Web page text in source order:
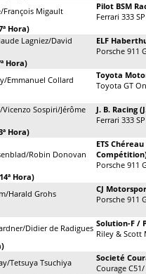
François Migault
Pilot BSM
Ferrari 333 SP
Hora)
Lagniez/David
ELF
Porsche 911
Hora)
Emmanuel Collard
Toyota
Toyota GT
Sospiri/Jérôme
J. B. Racing
Ferrari 333 SP
Hora)
Robin Donovan
ETS
Porsche 911
Hora)
Harald Grohs
CJ
Porsche 911
Didier de Radigues Solution-F /
Riley & Scott
Tetsuya Tsuchiya
Societé
Courage